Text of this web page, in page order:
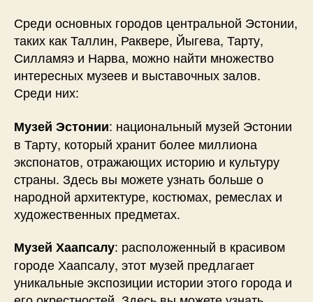
Среди основных городов центральной Эстонии,
таких как Таллин, Раквере, Йыгева, Тарту,
Силламяэ и Нарва, можно найти множество
интересных музеев и выставочных залов.
Среди них:
Музей Эстонии: национальный музей Эстонии
в Тарту, который хранит более миллиона
экспонатов, отражающих историю и культуру
страны. Здесь вы можете узнать больше о
народной архитектуре, костюмах, ремеслах и
художественных предметах.
Музей Хаапсалу: расположенный в красивом
городе Хаапсалу, этот музей предлагает
уникальные экспозиции истории этого города и